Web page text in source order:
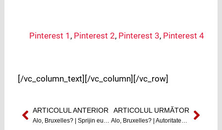
Pinterest 1 , Pinterest 2, Pinterest 3, Pinterest 4
[/vc_column_text][/vc_column][/vc_row]
Prev
ARTICOLUL ANTERIOR ARTICOLUL URMĂTORNext